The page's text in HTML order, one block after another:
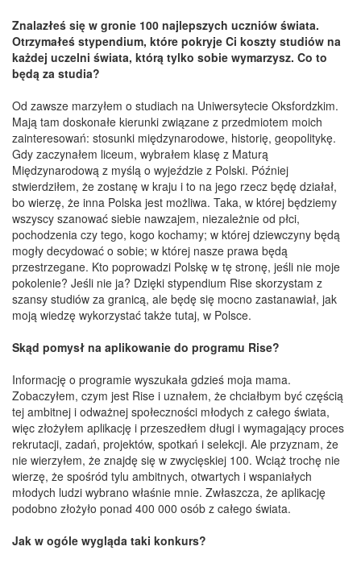
Znalazłeś się w gronie 100 najlepszych uczniów świata.
Otrzymałeś stypendium, które pokryje Ci koszty studiów na
każdej uczelni świata, którą tylko sobie wymarzysz. Co to
będą za studia?
Od zawsze marzyłem o studiach na Uniwersytecie Oksfordzkim.
Mają tam doskonałe kierunki związane z przedmiotem moich
zainteresowań: stosunki międzynarodowe, historię, geopolitykę.
Gdy zaczynałem liceum, wybrałem klasę z Maturą
Międzynarodową z myślą o wyjeździe z Polski. Później
stwierdziłem, że zostanę w kraju i to na jego rzecz będę działał,
bo wierzę, że inna Polska jest możliwa. Taka, w której będziemy
wszyscy szanować siebie nawzajem, niezależnie od płci,
pochodzenia czy tego, kogo kochamy; w której dziewczyny będą
mogły decydować o sobie; w której nasze prawa będą
przestrzegane. Kto poprowadzi Polskę w tę stronę, jeśli nie moje
pokolenie? Jeśli nie ja? Dzięki stypendium Rise skorzystam z
szansy studiów za granicą, ale będę się mocno zastanawiał, jak
moją wiedzę wykorzystać także tutaj, w Polsce.
Skąd pomysł na aplikowanie do programu Rise?
Informację o programie wyszukała gdzieś moja mama.
Zobaczyłem, czym jest Rise i uznałem, że chciałbym być częścią
tej ambitnej i odważnej społeczności młodych z całego świata,
więc złożyłem aplikację i przeszedłem długi i wymagający proces
rekrutacji, zadań, projektów, spotkań i selekcji. Ale przyznam, że
nie wierzyłem, że znajdę się w zwycięskiej 100. Wciąż trochę nie
wierzę, że spośród tylu ambitnych, otwartych i wspaniałych
młodych ludzi wybrano właśnie mnie. Zwłaszcza, że aplikację
podobno złożyło ponad 400 000 osób z całego świata.
Jak w ogóle wygląda taki konkurs?